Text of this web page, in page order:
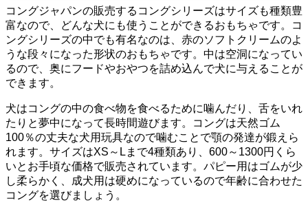
コングジャパンの販売するコングシリーズはサイズも種類豊
富なので、どんな犬にも使うことができるおもちゃです。コ
ングシリーズの中でも有名なのは、赤のソフトクリームのよ
うな段々になった形状のおもちゃです。中は空洞になってい
るので、奥にフードやおやつを詰め込んで犬に与えることが
できます。
犬はコングの中の食べ物を食べるために噛んだり、舌をいれ
たりと夢中になって長時間遊びます。コングは天然ゴム
100％の丈夫な犬用玩具なので噛むことで顎の発達が鍛えら
れます。サイズはXS～Lまで4種類あり、600～1300円くら
いとお手頃な価格で販売されています。パピー用はゴムが少
し柔らかく、成犬用は硬めになっているので年齢に合わせた
コングを選びましょう。